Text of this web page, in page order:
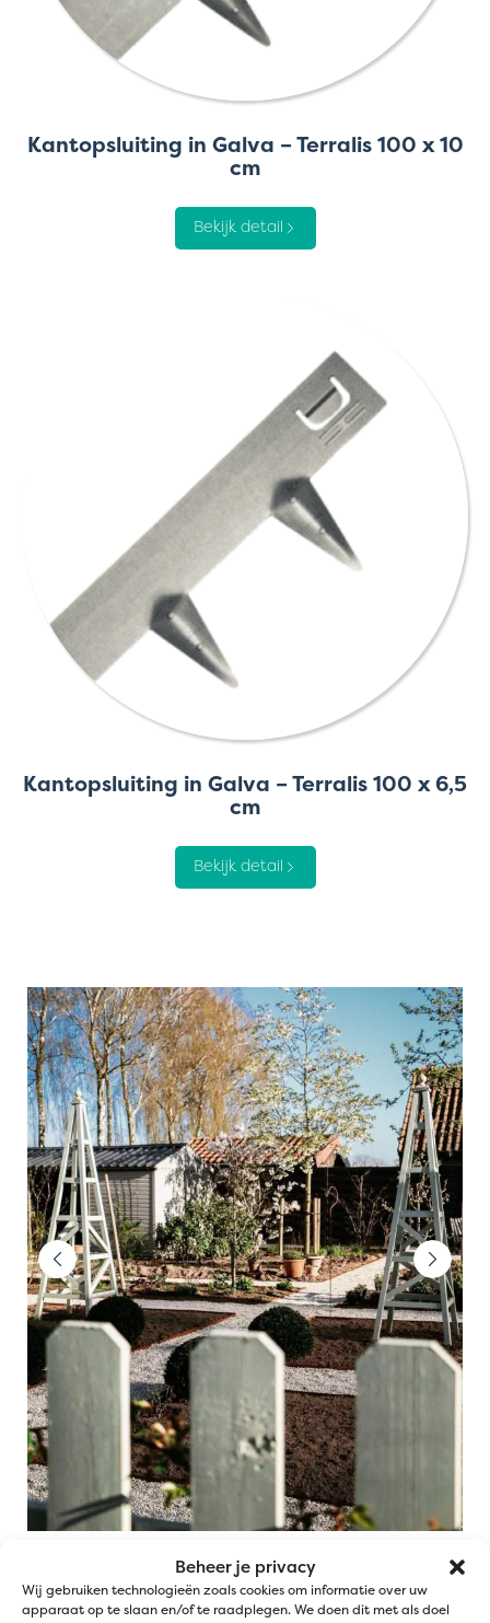
Beheer je privacy
Wij gebruiken technologieën zoals cookies om informatie over uw
apparaat op te slaan en/of te raadplegen. We doen dit met als doel
Kantopsluiting in Galva – Terralis 100 x 10
cm
Bekijk detail
Kantopsluiting in Galva – Terralis 100 x 6,5
cm
Bekijk detail